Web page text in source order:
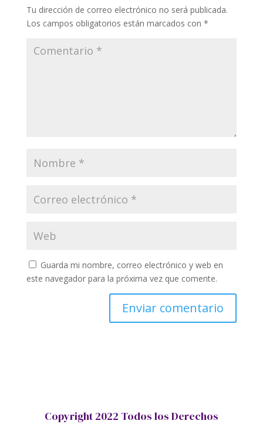
Tu dirección de correo electrónico no será publicada.
Los campos obligatorios están marcados con *
Guarda mi nombre, correo electrónico y web en
este navegador para la próxima vez que comente.
Copyright 2022 Todos los Derechos